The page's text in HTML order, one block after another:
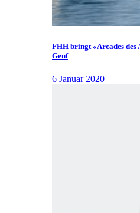
FHH bringt «Arcades des
Genf
6 Januar 2020